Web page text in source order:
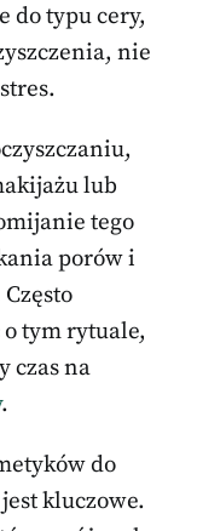
do typu cery,
nie
lub
tego
porów i
tym rytuale,
czas na
.
do
kluczowe.